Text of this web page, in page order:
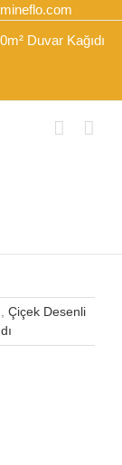
Duvar Kağıdı
Çiçek Desenli